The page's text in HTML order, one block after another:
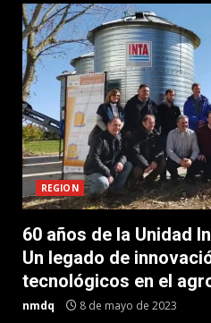
REGION
60 años de la Unidad
Un legado de
tecnológicos en el
nmdq 8 de mayo de 2023